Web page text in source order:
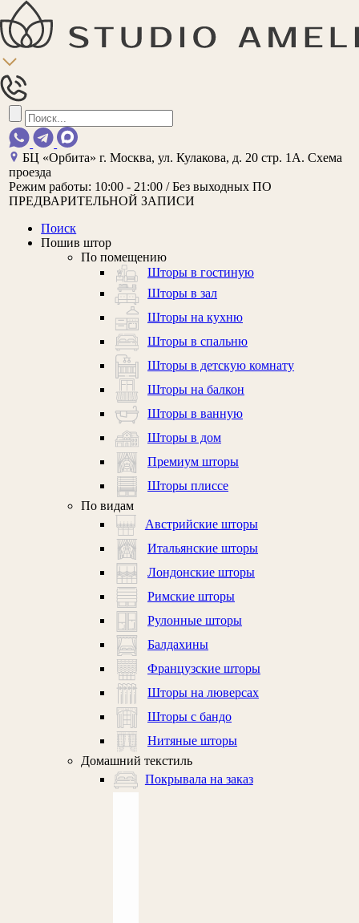
БЦ «Орбита»г. Москва, ул. Кулакова, д. 20 стр. 1А. Схема
проезда
Режим работы: 10:00 - 21:00 / Без выходных ПО
ПРЕДВАРИТЕЛЬНОЙ ЗАПИСИ
Поиск
Пошив штор
По помещению
Шторы в гостиную
Шторы в зал
Шторы на кухню
Шторы в спальню
Шторы в детскую комнату
Шторы на балкон
Шторы в ванную
Шторы в дом
Премиум шторы
Шторы плиссе
По видам
Австрийские шторы
Итальянские шторы
Лондонские шторы
Римские шторы
Рулонные шторы
Балдахины
Французские шторы
Шторы на люверсах
Шторы с бандо
Нитяные шторы
Домашний текстиль
Покрывала на заказ